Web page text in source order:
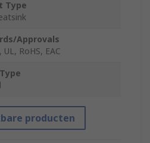
Type
Approvals
UL, RoHS, EAC
producten